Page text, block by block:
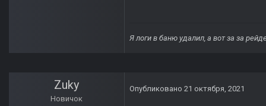
Я логи в баню удалил, а вот за за
Zuky
Новичок
Опубликовано 21 октября, 2021